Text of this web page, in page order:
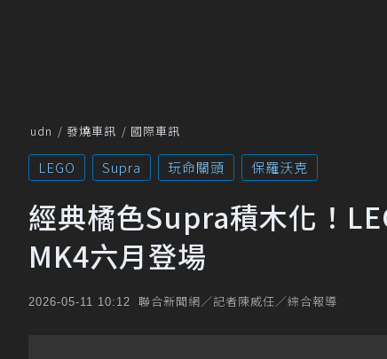
udn 發燒車訊 國際車訊
LEGO Supra 玩命關頭 保羅沃克
經典橘色Supra積木化！
MK4六月登場
2026-05-11 10:12 聯合新聞網／記者陳威任／綜合報導